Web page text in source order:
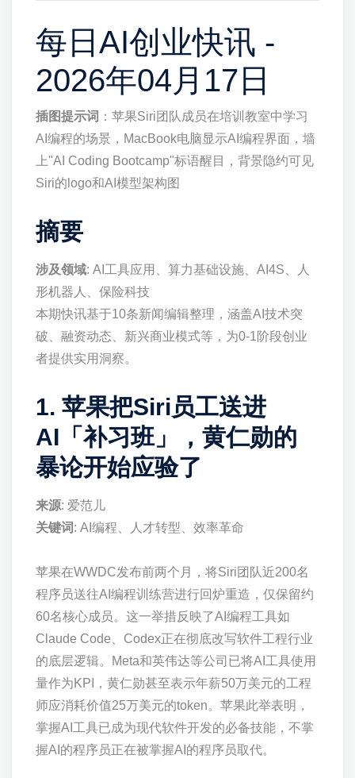
每日AI创业快讯 -
2026年04月17日
插图提示词 ：苹果Siri团队成员在培训教室中学习
AI编程的场景，MacBook电脑显示AI编程界面，墙
上"AI Coding Bootcamp"标语醒目，背景隐约可见
Siri的logo和AI模型架构图
摘要
涉及领域: AI工具应用、算力基础设施、AI4S、人
形机器人、保险科技
本期快讯基于10条新闻编辑整理，涵盖AI技术突
破、融资动态、新兴商业模式等，为0-1阶段创业
者提供实用洞察。
1. 苹果把Siri员工送进
AI「补习班」，黄仁勋的
暴论开始应验了
来源: 爱范儿
关键词 : AI编程、人才转型、效率革命
苹果在WWDC发布前两个月，将Siri团队近200名
程序员送往AI编程训练营进行回炉重造，仅保留约
60名核心成员。这一举措反映了AI编程工具如
Claude Code、Codex正在彻底改写软件工程行业
的底层逻辑。Meta和英伟达等公司已将AI工具使用
量作为KPI，黄仁勋甚至表示年薪50万美元的工程
师应消耗价值25万美元的token。苹果此举表明，
掌握AI工具已成为现代软件开发的必备技能，不掌
握AI的程序员正在被掌握AI的程序员取代。